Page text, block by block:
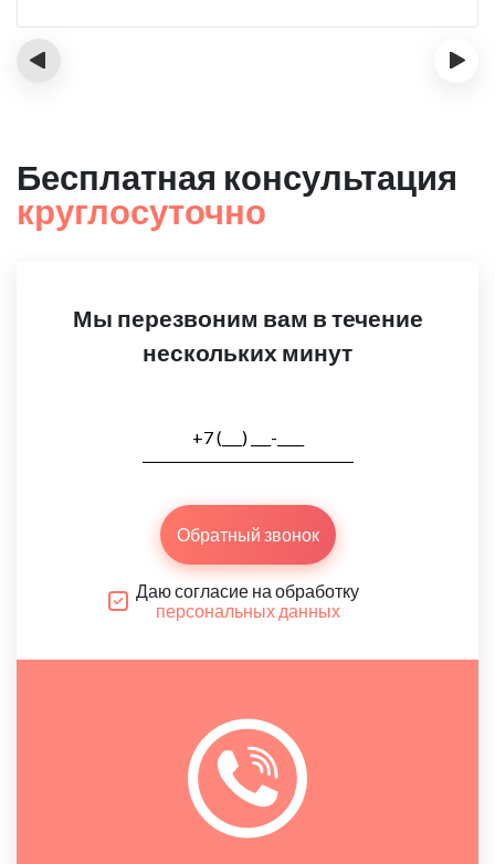
‹ ›
Бесплатная консультация
круглосуточно
Мы перезвоним вам в течение
нескольких минут
Обратный звонок
Даю согласие на обработку
персональных данных